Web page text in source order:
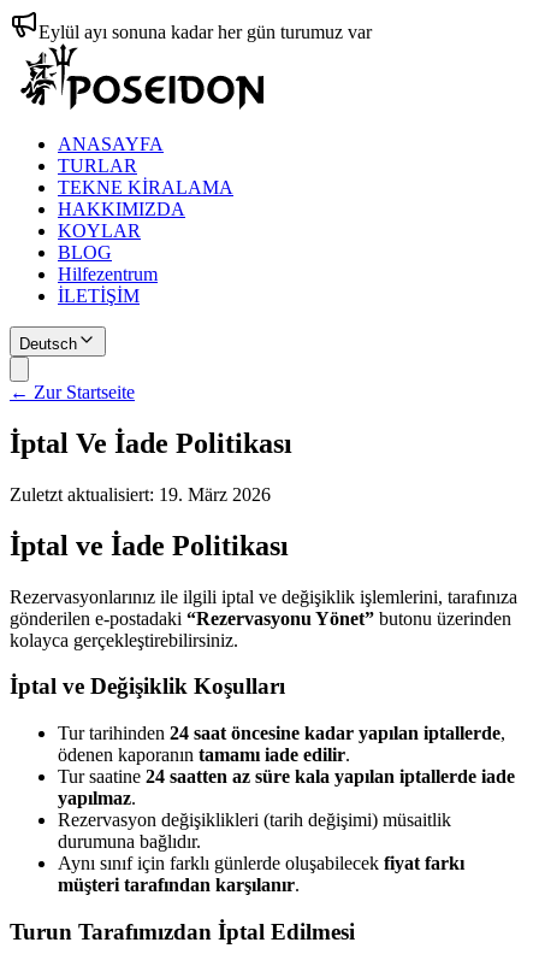
Eylül ayı sonuna kadar her gün turumuz var
ANASAYFA
TURLAR
TEKNE KİRALAMA
HAKKIMIZDA
KOYLAR
BLOG
Hilfezentrum
İLETİŞİM
Deutsch
← Zur Startseite
İptal Ve İade Politikası
Zuletzt aktualisiert: 19. März 2026
İptal ve İade Politikası
Rezervasyonlarınız ile ilgili iptal ve değişiklik işlemlerini, tarafınıza
gönderilen e-postadaki “Rezervasyonu Yönet” butonu üzerinden
kolayca gerçekleştirebilirsiniz.
İptal ve Değişiklik Koşulları
Tur tarihinden 24 saat öncesine kadar yapılan iptallerde,
ödenen kaporanın tamamı iade edilir.
Tur saatine 24 saatten az süre kala yapılan iptallerde iade
yapılmaz.
Rezervasyon değişiklikleri (tarih değişimi) müsaitlik
durumuna bağlıdır.
Aynı sınıf için farklı günlerde oluşabilecek fiyat farkı
müşteri tarafından karşılanır.
Turun Tarafımızdan İptal Edilmesi